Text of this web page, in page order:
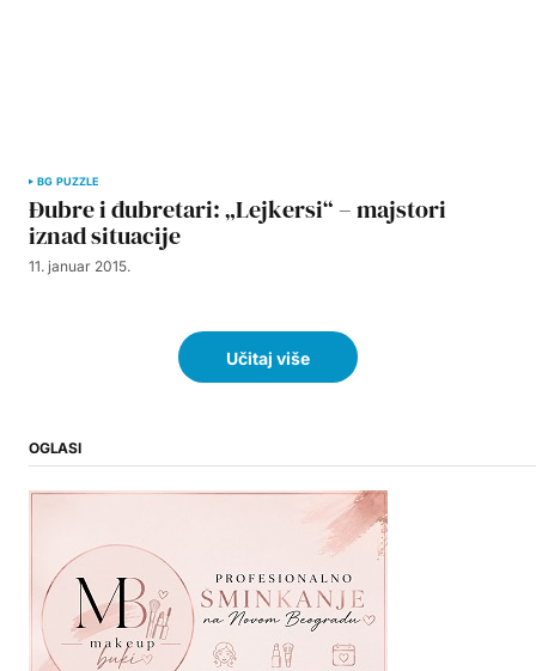
BG PUZZLE
Đubre i đubretari: „Lejkersi“ – majstori
iznad situacije
11. januar 2015.
Učitaj više
OGLASI